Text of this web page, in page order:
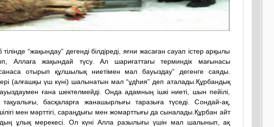
тілінде “жақындау” дегенді білдіреді, яғни жасаған сауап істер арқылы
Аллаға жақындай түсу. Ал шариғаттағы терминдік мағынасы
отырып құлшылық ниетімен мал бауыздау” дегенге саяды.
(алғашқы үш күні) шалынатын мал “ұдһия” деп аталады.Құрбандық
ғана шектелмейді. Онда адамның ішкі ниеті, шын пейілі,
тақуалығы, басқаларға жанашырлығы таразыға түседі. Сондай-ақ,
мен мəрттігі, сараңдығы мен жомарттығы да сыналады.Құрбан айт
ұлық мерекесі. Ол күні Алла разылығы үшін мал шалынып, ақ